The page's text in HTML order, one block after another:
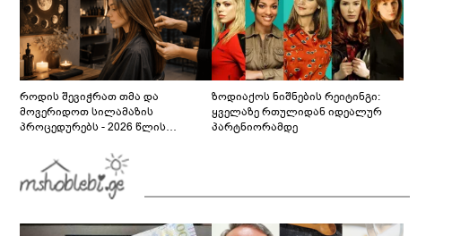
როდის შევიჭრათ თმა და
მოვერიდოთ სილამაზის
პროცედურებს - 2026 წლის
გზამკვლევი
ზოდიაქოს ნიშნების რეიტინგი:
ყველაზე რთულიდან იდეალურ
პარტნიორამდე